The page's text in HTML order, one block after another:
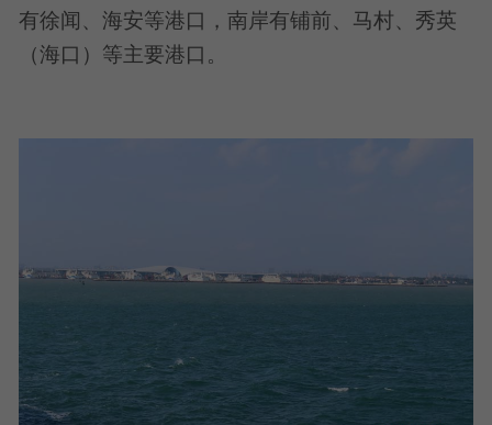
有徐闻、海安等港口，南岸有铺前、马村、秀英
（海口）等主要港口。